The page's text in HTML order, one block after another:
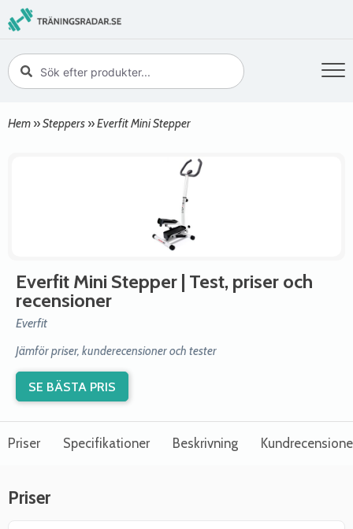
Hem »Steppers »Everfit Mini Stepper
Everfit Mini Stepper | Test, priser och
recensioner
Everfit
Jämför priser, kunderecensioner och tester
SE BÄSTA PRIS
Priser Specifikationer Beskrivning
Priser